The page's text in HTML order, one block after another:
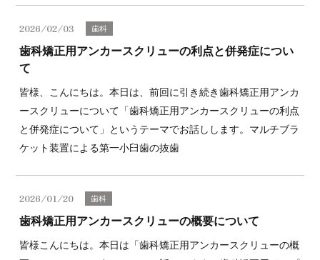
2026/02/03 歯科
歯科矯正用アンカースクリューの利点と併発症につい
て
皆様、こんにちは。本日は、前回に引き続き歯科矯正用アンカ
ースクリューについて「歯科矯正用アンカースクリューの利点
と併発症について」というテーマでお話しします。マルチブラ
ケット装置による第一小臼歯の抜歯
2026/01/20 歯科
歯科矯正用アンカースクリューの概要について
皆様こんにちは。本日は「歯科矯正用アンカースクリューの概